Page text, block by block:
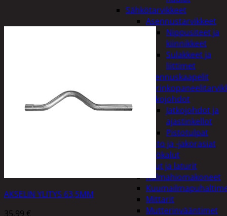
Sähkötarvikkeet
Asennustarvikkeet
Nippusiteet ja
kiinnikkeet
Sulakkeet ja
liittimet
Asennuskaapelit
Jatkojohdot
Jatkojohdot ja
ajastinkellot
Pistotulpat
Pisto ja -jakorasiat
Sähkötyökalut
Akut ja laturit
Kulmahiomakoneet
Mittarit
Mutterinvääntimet
AKSELIN YLITYS 63,5MM
35,99 €